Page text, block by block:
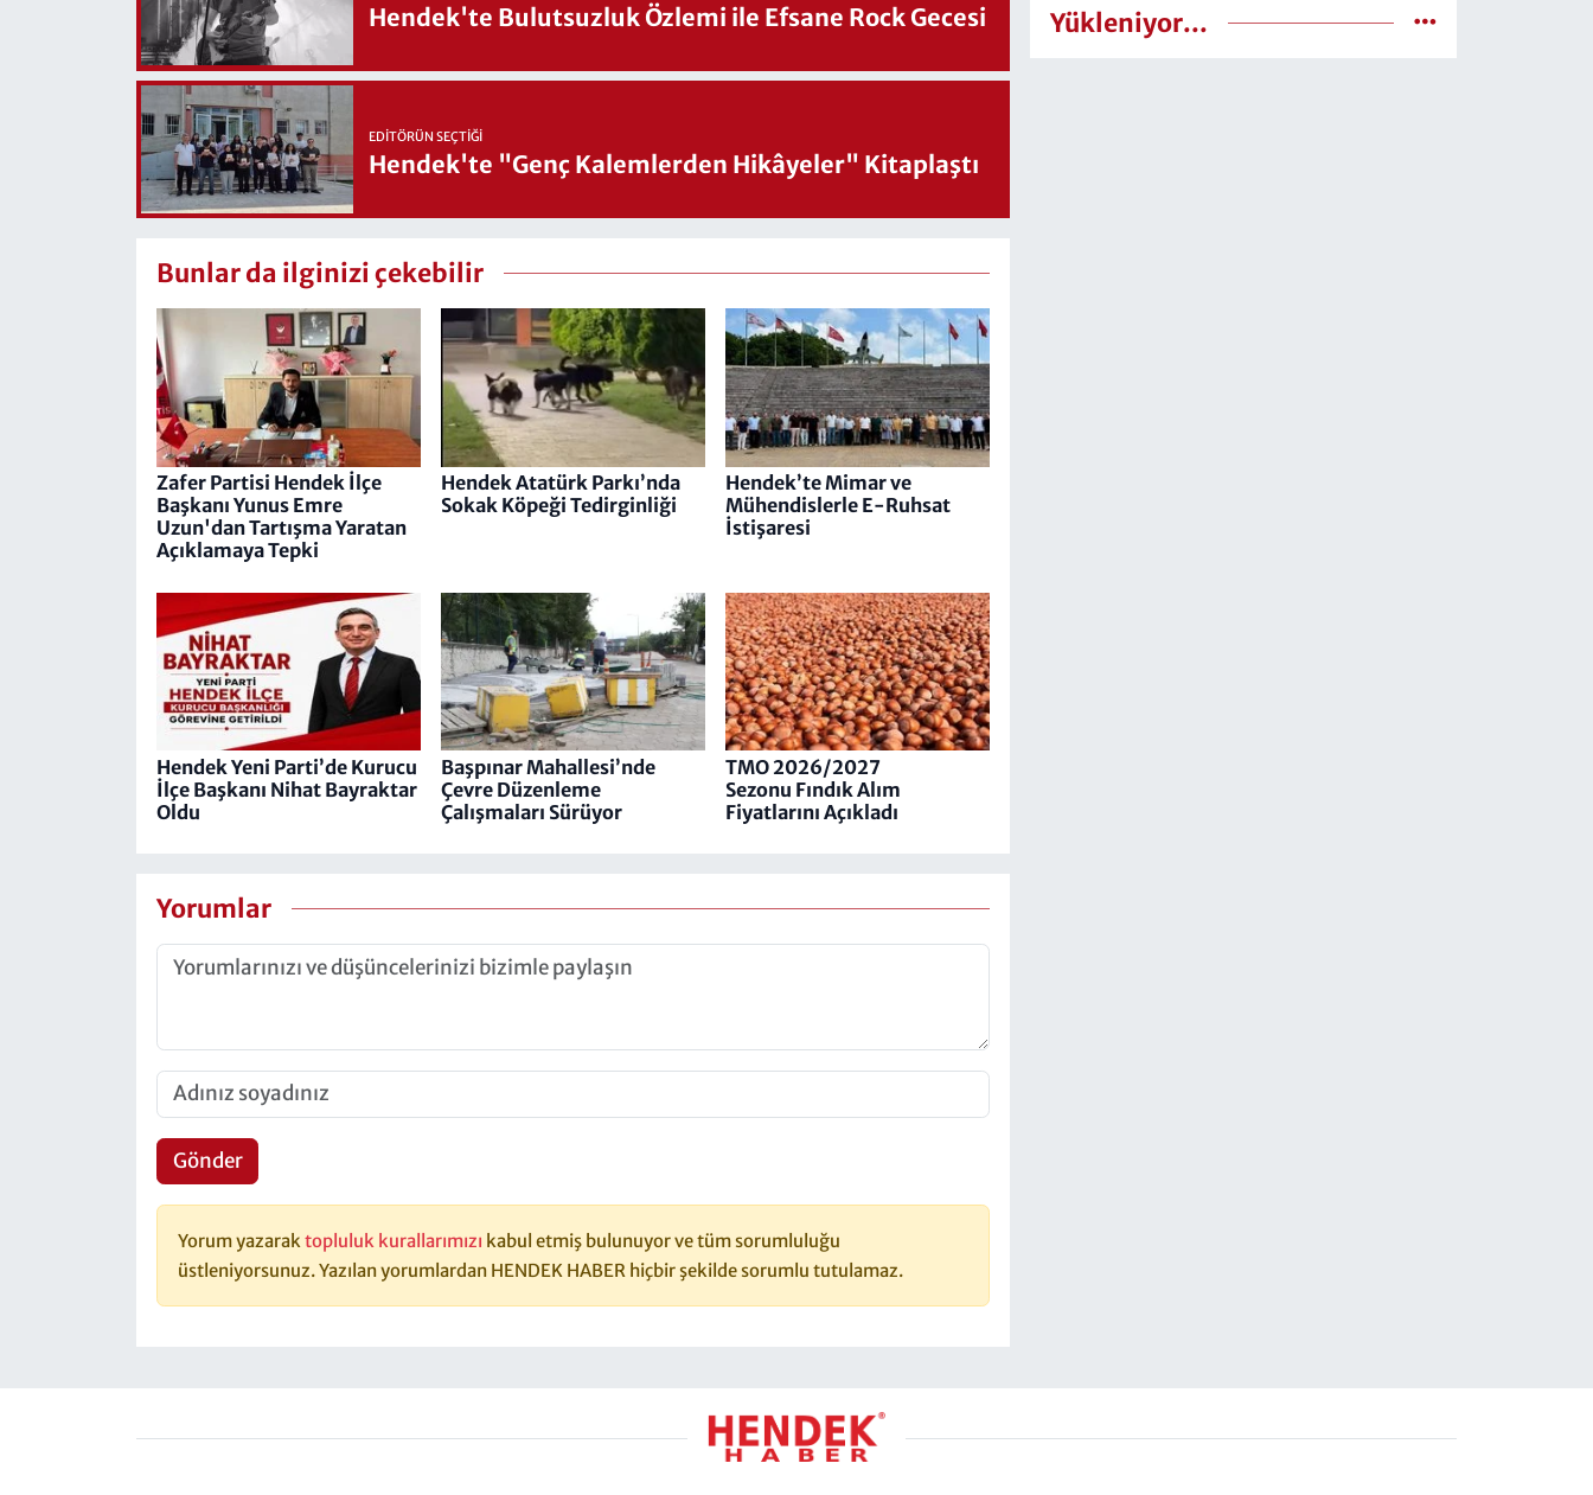
Hendek'te Bulutsuzluk Özlemi ile Efsane Rock Gecesi
EDITÖRÜN SEÇTIĞI
Hendek'te "Genç Kalemlerden Hikâyeler" Kitaplaştı
Bunlar da ilginizi çekebilir
Zafer Partisi Hendek İlçe
Başkanı Yunus Emre
Uzun'dan Tartışma Yaratan
Açıklamaya Tepki
Hendek Atatürk Parkı’nda
Sokak Köpeği Tedirginliği
Hendek’te Mimar ve
Mühendislerle E-Ruhsat
İstişaresi
Hendek Yeni Parti’de Kurucu
İlçe Başkanı Nihat Bayraktar
Oldu
Başpınar Mahallesi’nde
Çevre Düzenleme
Çalışmaları Sürüyor
TMO 2026/2027
Sezonu Fındık Alım
Fiyatlarını Açıkladı
Yorumlar
Gönder
Yorum yazaraktopluluk kurallarımızı kabul etmiş bulunuyor ve tüm sorumluluğu
üstleniyorsunuz. Yazılan yorumlardan HENDEK HABER hiçbir şekilde sorumlu tutulamaz.
Yükleniyor...